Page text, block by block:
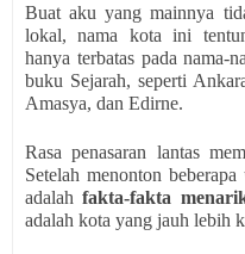
Buat aku yang mainnya
lokal, nama kota ini
hanya terbatas pada nama-
buku Sejarah, seperti
Amasya, dan Edirne.
Rasa penasaran lantas
Setelah menonton beberapa
adalahfakta-fakta
adalah kota yang jauh lebih